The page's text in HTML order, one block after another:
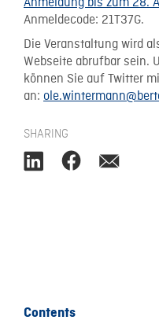
Anmeldung bis zum 28.
Anmeldecode: 21T37G.
Die Veranstaltung wird
Webseite abrufbar sein.
können Sie auf Twitter
an:
SHARING
Contents